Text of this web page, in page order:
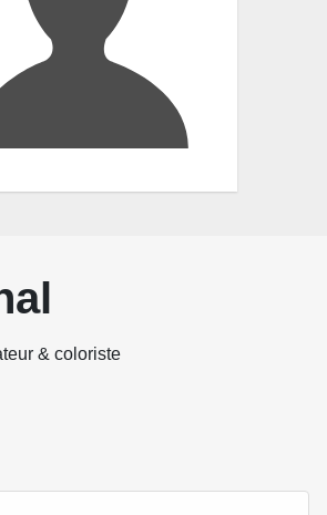
& coloriste